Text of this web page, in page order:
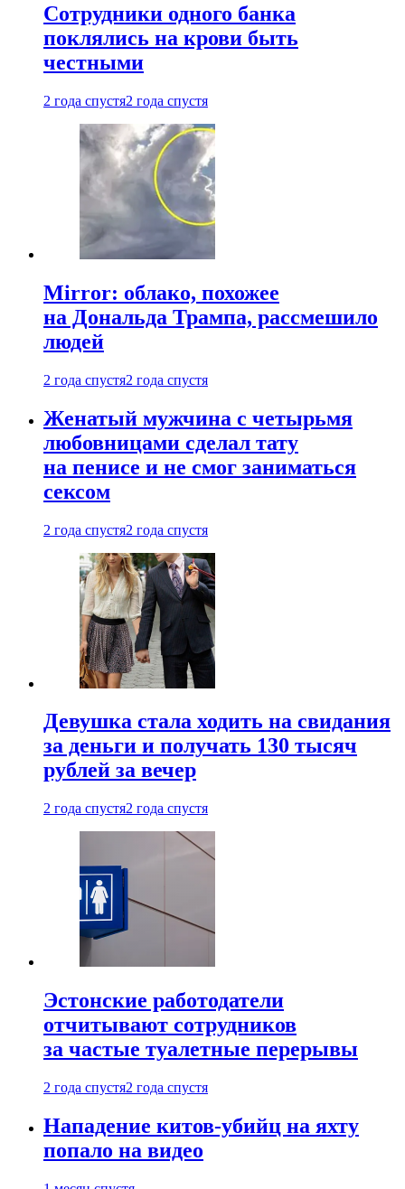
Сотрудники одного банка
поклялись на крови быть
честными
2 года спустя2 года спустя
Mirror: облако, похожее
на Дональда Трампа, рассмешило
людей
2 года спустя2 года спустя
Женатый мужчина с четырьмя
любовницами сделал тату
на пенисе и не смог заниматься
сексом
2 года спустя2 года спустя
Девушка стала ходить на свидания
за деньги и получать 130 тысяч
рублей за вечер
2 года спустя2 года спустя
Эстонские работодатели
отчитывают сотрудников
за частые туалетные перерывы
2 года спустя2 года спустя
Нападение китов-убийц на яхту
попало на видео